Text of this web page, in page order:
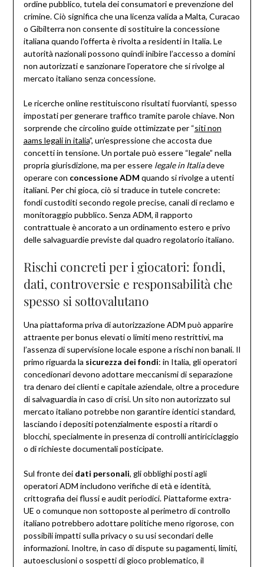
ordine pubblico, tutela dei consumatori e prevenzione del
crimine. Ciò significa che una licenza valida a Malta, Curacao
o Gibilterra non consente di sostituire la concessione
italiana quando l’offerta è rivolta a residenti in Italia. Le
autorità nazionali possono quindi inibire l’accesso a domini
non autorizzati e sanzionare l’operatore che si rivolge al
mercato italiano senza concessione.
Le ricerche online restituiscono risultati fuorvianti, spesso
impostati per generare traffico tramite parole chiave. Non
sorprende che circolino guide ottimizzate per “siti non
aams legali in italia”, un’espressione che accosta due
concetti in tensione. Un portale può essere “legale” nella
propria giurisdizione, ma per essere legale in Italiadeve
operare con concessione ADM quando si rivolge a utenti
italiani. Per chi gioca, ciò si traduce in tutele concrete:
fondi custoditi secondo regole precise, canali di reclamo e
monitoraggio pubblico. Senza ADM, il rapporto
contrattuale è ancorato a un ordinamento estero e privo
delle salvaguardie previste dal quadro regolatorio italiano.
Rischi concreti per i giocatori: fondi,
dati, controversie e responsabilità che
spesso si sottovalutano
Una piattaforma priva di autorizzazione ADM può apparire
attraente per bonus elevati o limiti meno restrittivi, ma
l’assenza di supervisione locale espone a rischi non banali. Il
primo riguarda la sicurezza dei fondi: in Italia, gli operatori
concedionari devono adottare meccanismi di separazione
tra denaro dei clienti e capitale aziendale, oltre a procedure
di salvaguardia in caso di crisi. Un sito non autorizzato sul
mercato italiano potrebbe non garantire identici standard,
lasciando i depositi potenzialmente esposti a ritardi o
blocchi, specialmente in presenza di controlli antiriciclaggio
o di richieste documentali posticipate.
Sul fronte dei dati personali, gli obblighi posti agli
operatori ADM includono verifiche di età e identità,
crittografia dei flussi e audit periodici. Piattaforme extra-
UE o comunque non sottoposte al perimetro di controllo
italiano potrebbero adottare politiche meno rigorose, con
possibili impatti sulla privacy o su usi secondari delle
informazioni. Inoltre, in caso di dispute su pagamenti, limiti,
autoesclusioni o sospetti di gioco problematico, il